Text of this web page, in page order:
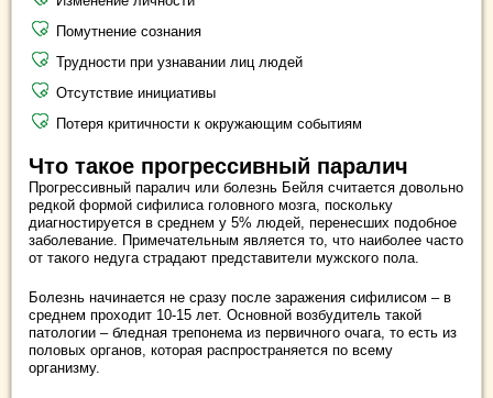
Помутнение сознания
Трудности при узнавании лиц людей
Отсутствие инициативы
Потеря критичности к окружающим событиям
Что такое прогрессивный паралич
Прогрессивный паралич или болезнь Бейля считается довольно
редкой формой сифилиса головного мозга, поскольку
диагностируется в среднем у 5% людей, перенесших подобное
заболевание. Примечательным является то, что наиболее часто
от такого недуга страдают представители мужского пола.
Болезнь начинается не сразу после заражения сифилисом – в
среднем проходит 10-15 лет. Основной возбудитель такой
патологии – бледная трепонема из первичного очага, то есть из
половых органов, которая распространяется по всему
организму.